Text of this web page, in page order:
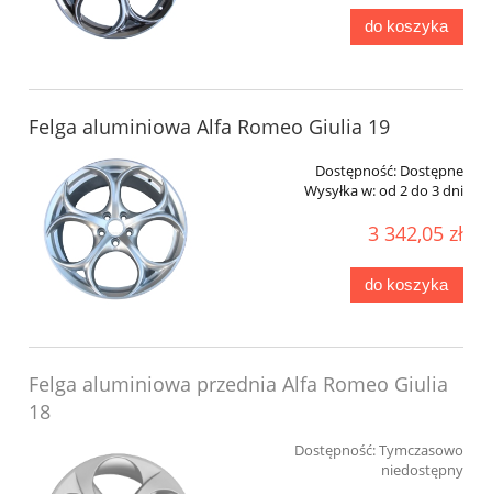
do koszyka
Felga aluminiowa Alfa Romeo Giulia 19
Dostępność: Dostępne
Wysyłka w:od 2 do 3 dni
3 342,05 zł
do koszyka
Felga aluminiowa przednia Alfa Romeo Giulia
18
Dostępność:Tymczasowo
niedostępny